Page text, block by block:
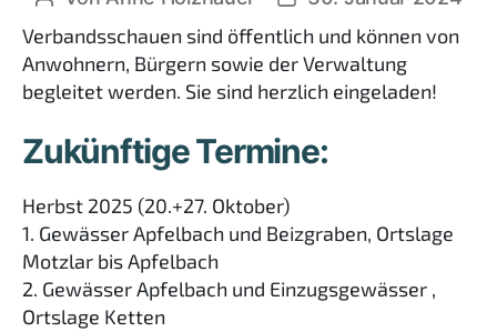
Verbandsschauen sind öffentlich und können von
Anwohnern, Bürgern sowie der Verwaltung
begleitet werden. Sie sind herzlich eingeladen!
Zukünftige Termine:
Herbst 2025 (20.+27. Oktober)
1. Gewässer Apfelbach und Beizgraben, Ortslage
Motzlar bis Apfelbach
2. Gewässer Apfelbach und Einzugsgewässer ,
Ortslage Ketten